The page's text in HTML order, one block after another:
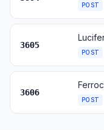
POST
3605
POST
3606
POST